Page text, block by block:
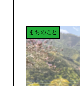
まちのこと